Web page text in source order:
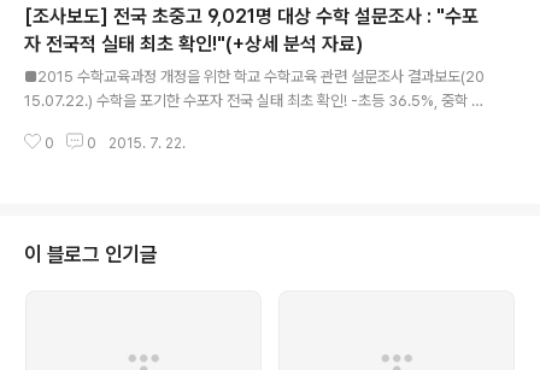
시수 축소(10단위→8단위)를 고려하지 않는 경우 등을 감안하니, 19.8%가 부
풀려진 것임을 확인함. ▲그러나 연구진이 정비례 반비례(초등) 등을 상급학년
으로 이동하고, 공간벡터, 수열의 극한 등 내용을 삭제한 것은..
[조사보도] 전국 초중고 9,021명 대상 수학 설문조사 : "수포
자 전국적 실태 최초 확인!"(+상세 분석 자료)
■2015 수학교육과정 개정을 위한 학교 수학교육 관련 설문조사 결과보도(20
15.07.22.) 수학을 포기한 수포자 전국 실태 최초 확인! -초등 36.5%, 중학 4
육걱정’)과 박홍근 국회의원은 2015 수학교육과정 개정을 위한 학교 수학교육
난 5월 7일부터 21일까지 총 15일간 진행. ▲ 조사 결과, 초등학생 36.5%, 중
학생 46.2%, 고등학생 59.7%가 ..
0 0 2015. 7. 22.
이 블로그 인기글